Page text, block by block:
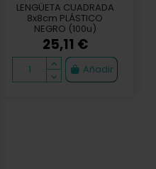
LENGÜETA CUADRADA
8x8cm PLÁSTICO
NEGRO (100u)
25,11 €
Añadir